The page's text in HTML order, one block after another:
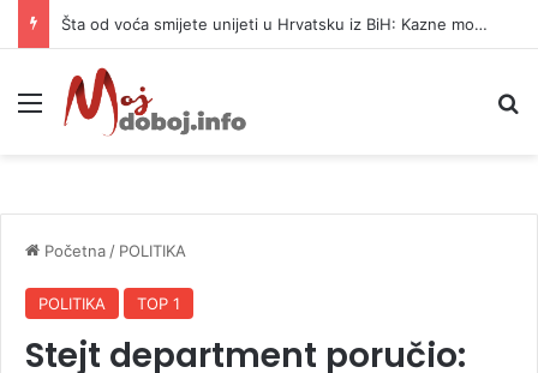
Šta od voća smijete unijeti u Hrvatsku iz BiH: Kazne mogu dostići 13.260 evra
Meni
Početna / POLITIKA
POLITIKA TOP 1
Stejt department poručio: